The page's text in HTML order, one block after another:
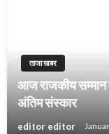
ताजा खबर
आज राजकीय सम्मान
अंतिम संस्कार
editor editor